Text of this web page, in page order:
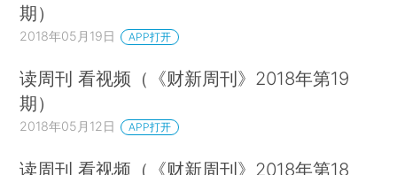
期）
2018年05月19日 APP打开
读周刊 看视频（《财新周刊》2018年第19
期）
2018年05月12日 APP打开
读周刊 看视频（《财新周刊》2018年第18